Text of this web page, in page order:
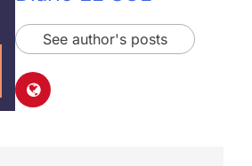
See author's posts